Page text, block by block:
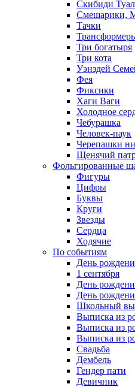
Скибиди
Смешарики,
Тачки
Три богатыря
Три кота
Уэнздей
Фея
Фиксики
Хаги Ваги
Холодное
Чебурашка
Человек-паук
Черепашки
Щенячий
Фольгированные
Фигуры
Цифры
Буквы
Круги
Звезды
Сердца
Ходячие
По событиям
День
1 сентября
День
День
Школьный
Выписка из
Выписка из
Выписка из
Свадьба
Дембель
Гендер пати
Девичник